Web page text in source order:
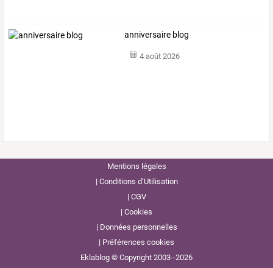
anniversaire blog
4 août 2026
Mentions légales
Conditions d’Utilisation
CGV
Cookies
Données personnelles
Préférences cookies
Eklablog © Copyright 2003--2026